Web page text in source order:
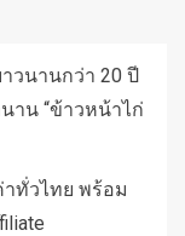
าวนานกว่า 20 ปี
าน “ข้าวหน้าไก่
าทั่วไทย พร้อม